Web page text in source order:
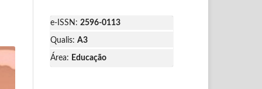
e-ISSN: 2596-0113
Qualis: A3
Área: Educação